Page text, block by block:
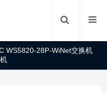
WS5820-28P-WiNet交换机